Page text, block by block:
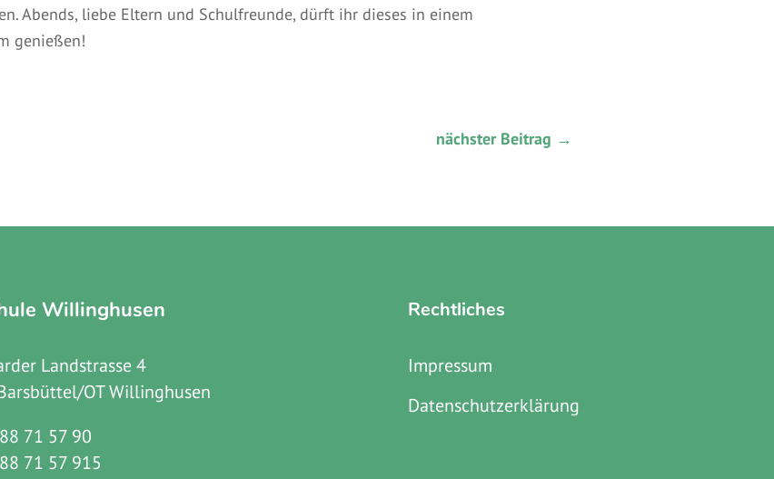
Abends, liebe Eltern und Schulfreunde, dürft ihr dieses in einem
genießen!
nächster Beitrag →
Willinghusen
Landstrasse 4
OT Willinghusen
71 57 90
71 57 915
Rechtliches
Impressum
Datenschutzerklärung